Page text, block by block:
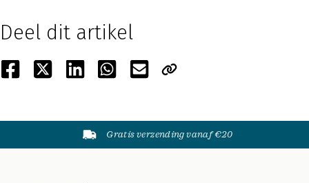
Deel dit artikel
Gratis verzending vanaf €20